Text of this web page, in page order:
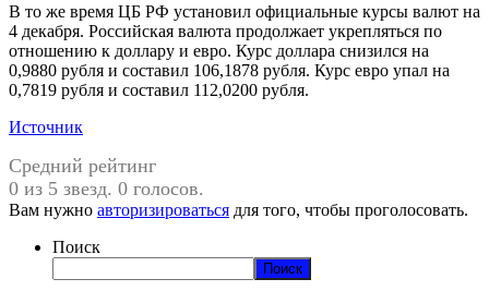
В то же время ЦБ РФ установил официальные курсы валют на
4 декабря. Российская валюта продолжает укрепляться по
отношению к доллару и евро. Курс доллара снизился на
0,9880 рубля и составил 106,1878 рубля. Курс евро упал на
0,7819 рубля и составил 112,0200 рубля.
Источник
Средний рейтинг
0 из 5 звезд. 0 голосов.
Вам нужно авторизироваться для того, чтобы проголосовать.
Поиск
Поиск